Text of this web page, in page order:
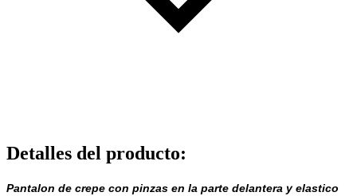
Detalles del producto:
Pantalon de crepe con pinzas en la parte delantera y elastico